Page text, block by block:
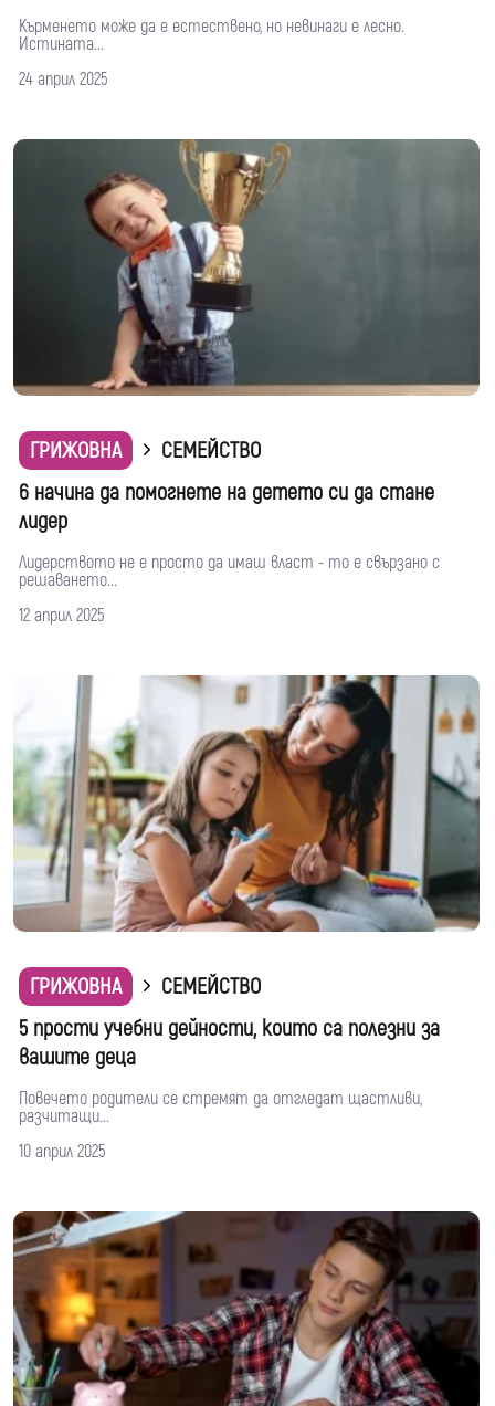
Кърменето може да е естествено, но невинаги е лесно.
Истината...
24 април 2025
ГРИЖОВНА
СЕМЕЙСТВО
6 начина да помогнете на детето си да стане
лидер
Лидерството не е просто да имаш власт - то е свързано с
решаването...
12 април 2025
ГРИЖОВНА
СЕМЕЙСТВО
5 прости учебни дейности, които са полезни за
вашите деца
Повечето родители се стремят да отгледат щастливи,
разчитащи...
10 април 2025